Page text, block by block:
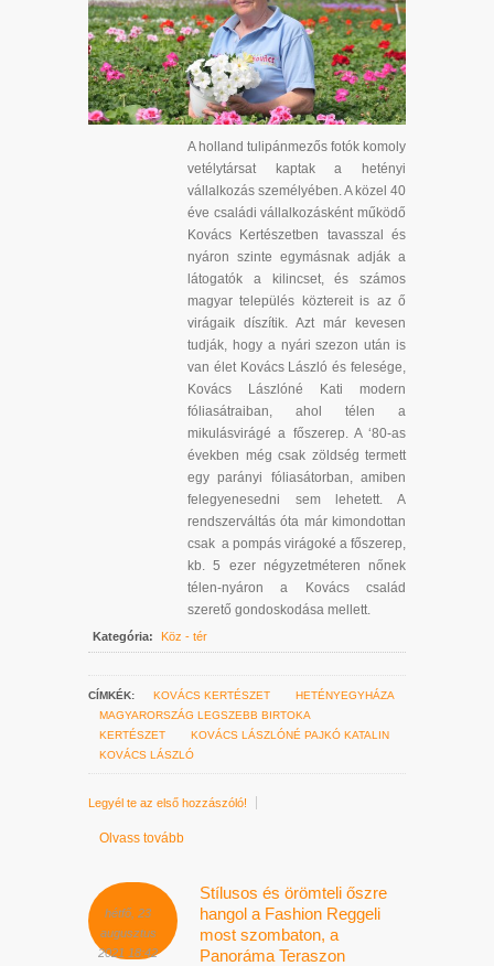
A holland tulipánmezős fotók komoly
vetélytársat kaptak a hetényi
vállalkozás személyében. A közel 40
éve családi vállalkozásként működő
Kovács Kertészetben tavasszal és
nyáron szinte egymásnak adják a
látogatók a kilincset, és számos
magyar település köztereit is az ő
virágaik díszítik. Azt már kevesen
tudják, hogy a nyári szezon után is
van élet Kovács László és felesége,
Kovács Lászlóné Kati modern
fóliasátraiban, ahol télen a
mikulásvirágé a főszerep. A ‘80-as
években még csak zöldség termett
egy parányi fóliasátorban, amiben
felegyenesedni sem lehetett. A
rendszerváltás óta már kimondottan
csak a pompás virágoké a főszerep,
kb. 5 ezer négyzetméteren nőnek
télen-nyáron a Kovács család
szerető gondoskodása mellett.
Kategória: Köz - tér
CÍMKÉK: KOVÁCS KERTÉSZET
HETÉNYEGYHÁZA
MAGYARORSZÁG LEGSZEBB BIRTOKA
KERTÉSZET
KOVÁCS LÁSZLÓNÉ PAJKÓ KATALIN
KOVÁCS LÁSZLÓ
Legyél te az első hozzászóló!
Olvass tovább
hétfő, 23
augusztus
2021 18:42
Stílusos és örömteli őszre
hangol a Fashion Reggeli
most szombaton, a
Panoráma Teraszon